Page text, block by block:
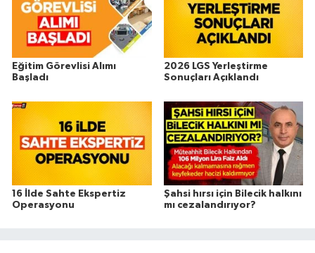
Eğitim Görevlisi Alımı
Başladı
2026 LGS Yerleştirme
Sonuçları Açıklandı
16 İlde Sahte Ekspertiz
Operasyonu
Şahsi hırsı için Bilecik halkını
mı cezalandırıyor?